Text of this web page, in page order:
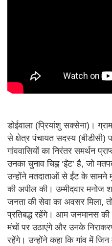
डोईवाला (प्रियांशु सक्सेना)।
से क्षेत्र पंचायत सदस्य (बीडीसी)
गांववासियों का निरंतर समर्थन
उनका चुनाव चिह्न ‘ईंट’ है, जो
उन्होंने मतदाताओं से ईंट के सामने
की अपील की। उम्मीदवार मनोज
जनता की सेवा का अवसर मिला,
प्रतिबद्ध रहेंगे। आम जनमानस
मंचों पर उठाएंगे और उनके
रहेंगे। उन्होंने कहा कि गांव में जिन